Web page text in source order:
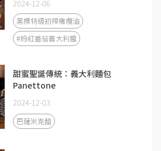
2024-12-06
黑標特級初榨橄欖油
#粉紅番茄義大利醬
甜蜜聖誕傳統：義大利麵包
Panettone
2024-12-03
巴薩米克醋